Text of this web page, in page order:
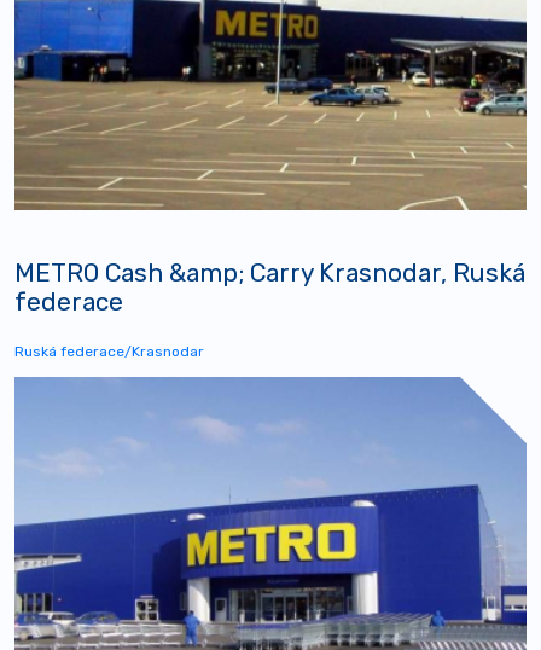
METRO Cash &amp; Carry Krasnodar, Ruská
federace
Ruská federace/Krasnodar